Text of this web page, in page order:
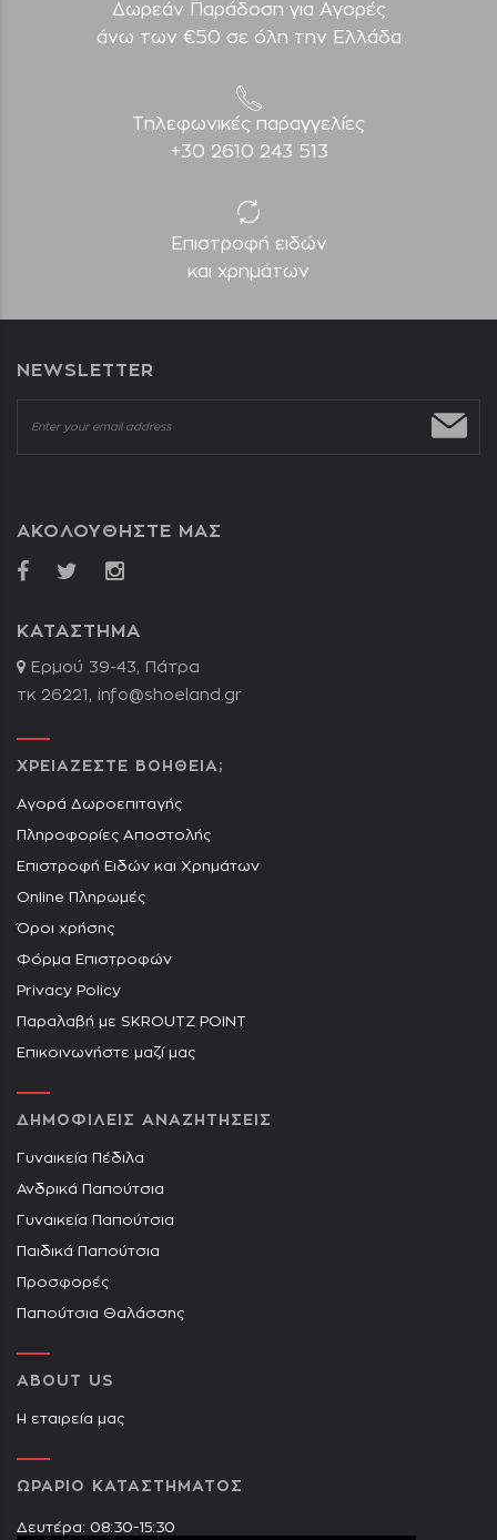
Δωρεάν Παράδοση για Aγορές
άνω των €50 σε όλη την Ελλάδα
Τηλεφωνικές παραγγελίες
+30 2610 243 513
Επιστροφή ειδών
και χρημάτων
NEWSLETTER
ΑΚΟΛΟΥΘΗΣΤΕ ΜΑΣ
ΚΑΤΑΣΤΗΜΑ
Ερμού 39-43, Πάτρα
τκ 26221, info@shoeland.gr
ΧΡΕΙΑΖΕΣΤΕ ΒΟΗΘΕΙΑ;
Αγορά Δωροεπιταγής
Πληροφορίες Αποστολής
Επιστροφή Ειδών και Χρημάτων
Online Πληρωμές
Όροι χρήσης
Φόρμα Επιστροφών
Privacy Policy
Παραλαβή με SKROUTZ POINT
Επικοινωνήστε μαζί μας
ΔΗΜΟΦΙΛΕΙΣ ΑΝΑΖΗΤΗΣΕΙΣ
Γυναικεία Πέδιλα
Ανδρικά Παπούτσια
Γυναικεία Παπούτσια
Παιδικά Παπούτσια
Προσφορές
Παπούτσια Θαλάσσης
ABOUT US
Η εταιρεία μας
ΩΡΑΡΙΟ ΚΑΤΑΣΤΗΜΑΤΟΣ
Δευτέρα: 08:30-15:30